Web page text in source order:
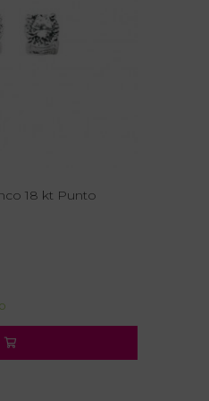
18 kt Punto